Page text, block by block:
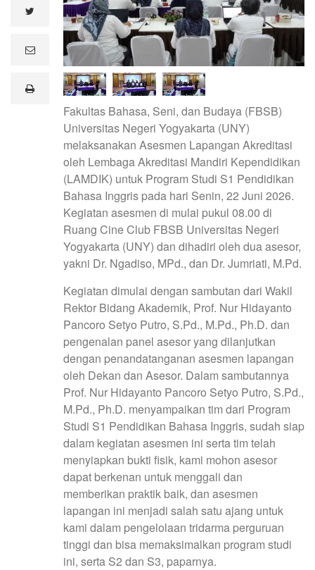
e
lprint
Fakultas Bahasa, Seni, dan Budaya (FBSB)
Universitas Negeri Yogyakarta (UNY)
melaksanakan Asesmen Lapangan Akreditasi
oleh Lembaga Akreditasi Mandiri Kependidikan
(LAMDIK) untuk Program Studi S1 Pendidikan
Bahasa Inggris pada hari Senin, 22 Juni 2026.
Kegiatan asesmen di mulai pukul 08.00 di
Ruang Cine Club FBSB Universitas Negeri
Yogyakarta (UNY) dan dihadiri oleh dua asesor,
yakni Dr. Ngadiso, MPd., dan Dr. Jumriati, M.Pd.
Kegiatan dimulai dengan sambutan dari Wakil
Rektor Bidang Akademik, Prof. Nur Hidayanto
Pancoro Setyo Putro, S.Pd., M.Pd., Ph.D. dan
pengenalan panel asesor yang dilanjutkan
dengan penandatanganan asesmen lapangan
oleh Dekan dan Asesor. Dalam sambutannya
Prof. Nur Hidayanto Pancoro Setyo Putro, S.Pd.,
M.Pd., Ph.D. menyampaikan tim dari Program
Studi S1 Pendidikan Bahasa Inggris, sudah siap
dalam kegiatan asesmen ini serta tim telah
menyiapkan bukti fisik, kami mohon asesor
dapat berkenan untuk menggali dan
memberikan praktik baik, dan asesmen
lapangan ini menjadi salah satu ajang untuk
kami dalam pengelolaan tridarma perguruan
tinggi dan bisa memaksimalkan program studi
ini, serta S2 dan S3, paparnya.